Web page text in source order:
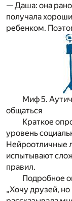
— Даша: она
получала
ребенком.
Миф 5.
общаться
Краткое
уровень
Нейроотличные
испытывают
правил.
Подробное
„Хочу друзей,